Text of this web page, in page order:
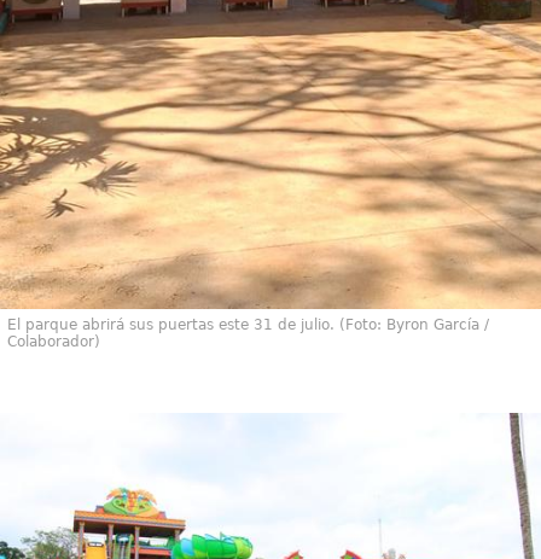
El parque abrirá sus puertas este 31 de julio. (Foto: Byron García /
Colaborador)